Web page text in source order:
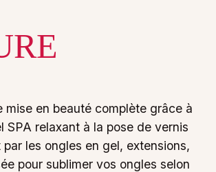
mise en beauté complète grâce à
SPA relaxant à la pose de vernis
les ongles en gel, extensions,
pour sublimer vos ongles selon